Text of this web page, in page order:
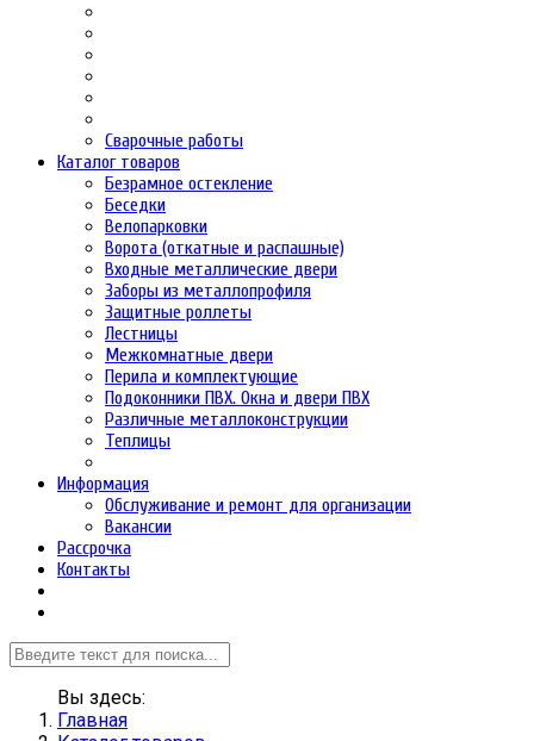
Сварочные работы
Каталог товаров
Безрамное остекление
Беседки
Велопарковки
Ворота (откатные и распашные)
Входные металлические двери
Заборы из металлопрофиля
Защитные роллеты
Лестницы
Межкомнатные двери
Перила и комплектующие
Подоконники ПВХ. Окна и двери ПВХ
Различные металлоконструкции
Теплицы
Информация
Обслуживание и ремонт для организации
Вакансии
Рассрочка
Контакты
Вы здесь:
Главная